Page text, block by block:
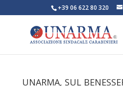
+39 06 622 80 320
UNARMA, SUL